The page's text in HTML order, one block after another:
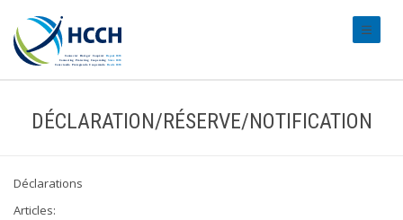
DÉCLARATION/RÉSERVE/NOTIFICATION
Déclarations
Articles: